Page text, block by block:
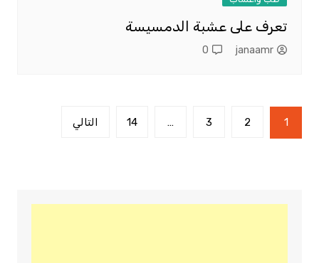
تعرف على عشبة الدمسيسة
janaamr
0
تعدد
صفحات
1
2
3
…
14 التالي